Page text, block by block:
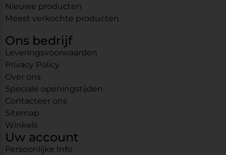
Nieuwe producten
Meest verkochte producten
Ons bedrijf
Leveringsvoorwaarden
Privacy Policy
Over ons
Speciale openingstijden
Contacteer ons
Sitemap
Winkels
Uw account
Persoonlijke Info